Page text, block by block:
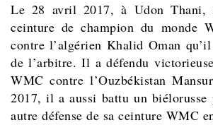
Le 28 avril 2017, à Udon
ceinture de champion du monde
contre l’algérien Khalid Oman
de l’arbitre. Il a défendu
WMC contre l’Ouzbékistan
2017, il a aussi battu un biélorusse
autre défense de sa ceinture WMC